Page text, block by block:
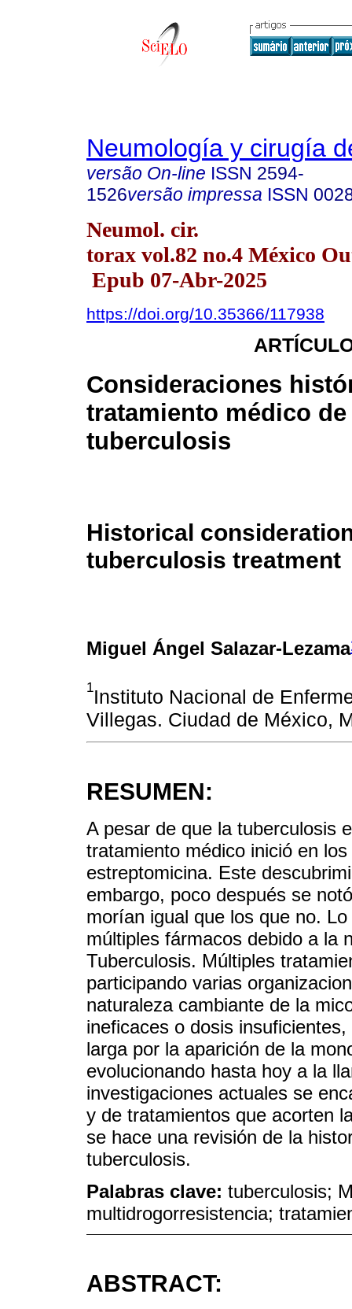
Neumología y cirugía
versão On-line ISSN 2594-
1526versão impressa ISSN
Neumol. cir.
torax vol.82 no.4 México
Epub 07-Abr-2025
https://doi.org/10.35366/117938
Consideraciones
tratamiento médico de
tuberculosis
Historical
tuberculosis treatment
Miguel Ángel Salazar-Lezama
1Instituto Nacional de
Villegas. Ciudad de México,
RESUMEN:
A pesar de que la tuberculosis
tratamiento médico inició en
estreptomicina. Este
embargo, poco después se
morían igual que los que no.
múltiples fármacos debido a la
Tuberculosis. Múltiples
participando varias
naturaleza cambiante de la
ineficaces o dosis
larga por la aparición de la
evolucionando hasta hoy a la
investigaciones actuales se
y de tratamientos que acorten
se hace una revisión de la
tuberculosis.
Palabras clave: tuberculosis;
multidrogorresistencia;
ABSTRACT: